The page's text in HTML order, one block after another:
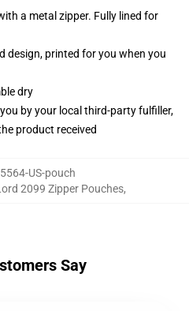
a metal zipper. Fully lined for
design, printed for you when you
dry
by your local third-party fulfiller,
product received
US-pouch
2099 Zipper Pouches,
Say